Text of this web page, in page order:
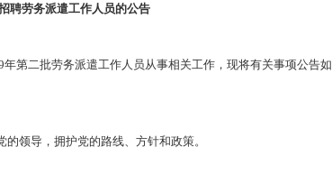
聘劳务派遣工作人员的公告
第二批劳务派遣工作人员从事相关工作，现将有关事项公告如
领导，拥护党的路线、方针和政策。